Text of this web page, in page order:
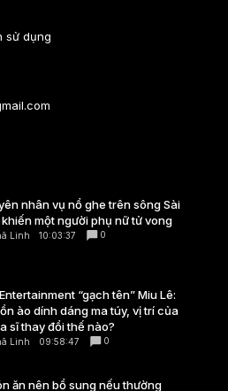
sử dụng
nhân vụ nổ ghe trên sông Sài
khiến một người phụ nữ tử vong
Linh 10:03:37 0
“gạch tên” Miu Lê:
ào dính dáng ma túy, vị trí của
sĩ thay đổi thế nào?
Linh 09:58:47 0
ăn nên bổ sung nếu thường